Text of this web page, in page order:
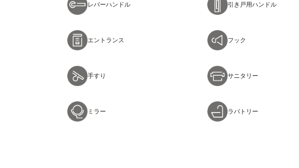
レバーハンドル 引き戸用ハンドル
エントランス フック
手すり サニタリー
ミラー ラバトリー